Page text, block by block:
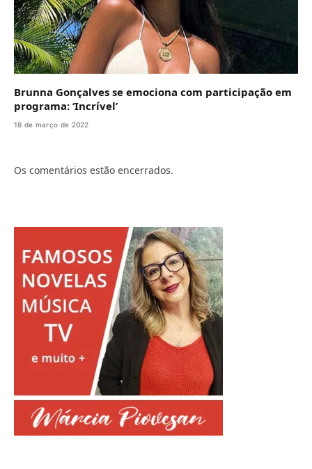
Brunna Gonçalves se emociona com participação em
programa: ‘Incrível’
18 de março de 2022
Os comentários estão encerrados.